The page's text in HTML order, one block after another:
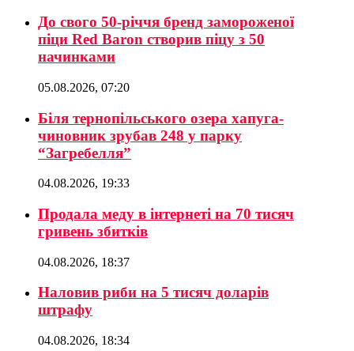
До свого 50-річчя бренд замороженої
піци Red Baron створив піцу з 50
начинками
05.08.2026, 07:20
Біля тернопільського озера хапуга-
чиновник зрубав 248 у парку
“Загребелля”
04.08.2026, 19:33
Продала меду в інтернеті на 70 тисяч
гривень збитків
04.08.2026, 18:37
Наловив риби на 5 тисяч доларів
штрафу
04.08.2026, 18:34